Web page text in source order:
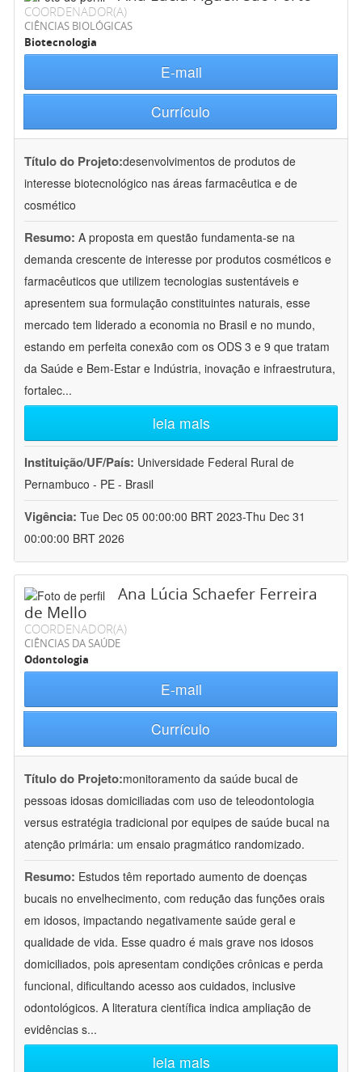
COORDENADOR(A)
CIÊNCIAS BIOLÓGICAS
Biotecnologia
E-mail
Currículo
Título do Projeto:desenvolvimentos de produtos de
interesse biotecnológico nas áreas farmacêutica e de
cosmético
Resumo: A proposta em questão fundamenta-se na
demanda crescente de interesse por produtos cosméticos e
farmacêuticos que utilizem tecnologias sustentáveis e
apresentem sua formulação constituintes naturais, esse
mercado tem liderado a economia no Brasil e no mundo,
estando em perfeita conexão com os ODS 3 e 9 que tratam
da Saúde e Bem-Estar e Indústria, inovação e infraestrutura,
fortalec...
leia mais
Instituição/UF/País: Universidade Federal Rural de
Pernambuco - PE - Brasil
Vigência: Tue Dec 05 00:00:00 BRT 2023-Thu Dec 31
00:00:00 BRT 2026
Ana Lúcia Schaefer Ferreira
de Mello
COORDENADOR(A)
CIÊNCIAS DA SAÚDE
Odontologia
E-mail
Currículo
Título do Projeto:monitoramento da saúde bucal de
pessoas idosas domiciliadas com uso de teleodontologia
versus estratégia tradicional por equipes de saúde bucal na
atenção primária: um ensaio pragmático randomizado.
Resumo: Estudos têm reportado aumento de doenças
bucais no envelhecimento, com redução das funções orais
em idosos, impactando negativamente saúde geral e
qualidade de vida. Esse quadro é mais grave nos idosos
domiciliados, pois apresentam condições crônicas e perda
funcional, dificultando acesso aos cuidados, inclusive
odontológicos. A literatura científica indica ampliação de
evidências s...
leia mais